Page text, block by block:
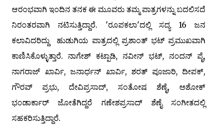
ಆರಂಭವಾಗಿ ಇಂದಿನ ತನಕ ಈ ಮೂವರು ತಮ್ಮ ಪಾತ್ರಗಳನ್ನು ಬದಲಿಸದೆ
ನಿರಂತರವಾಗಿ ನಟಿಸುತ್ತಿದ್ದಾರೆ. 'ರೂಪಕಲಾ'ದಲ್ಲಿ ಸದ್ಯ 16 ಜನ
ಕಲಾವಿದರಿದ್ದು ಹುಡುಗಿಯ ಪಾತ್ರದಲ್ಲಿ ಪ್ರಶಾಂತ್ ಭಟ್ ಪ್ರಮುಖವಾಗಿ
ಕಾಣಿಸಿಕೊಳ್ಳುತ್ತಾರೆ. ನಾಗೇಶ್ ಕಟ್ಪಾಡಿ, ನವೀನ್ ಭಟ್, ನಂದನ್ ಪೈ,
ನಾಗರಾಜ್ ಖಾರ್ವಿ, ಜನಾರ್ಧನ್ ಖಾರ್ವಿ, ಶರತ್ ಪೂಜಾರಿ, ದೀಪಕ್,
ಗೌರವ್ ಪ್ರಭು, ದೇವಿಪ್ರಸಾದ್, ಸಂತೋಷ ಶೆಣೈ, ಅಶೋಕ್
ಭಂಡಾರ್ಕಾರ್ ಜೋತೆಗಿದ್ದರೆ ಗಣೇಶಪ್ರಸಾದ್ ಶೆಣೈ ಸಂಗೀತದಲ್ಲಿ
ಸಹಕರಿಸುತ್ತಿದ್ದಾರೆ.